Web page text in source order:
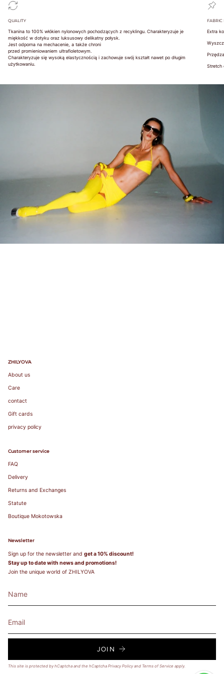
83-87
111
112-
115
85E
85F
QUALITY
Tkanina to 100% włókien nylonowych pochodzących z recyklingu. Charakteryzuje je
miękkość w dotyku oraz luksusowy delikatny połysk.
Jest odporna na mechacenie, a także chroni
przed promieniowaniem ultrafioletowym.
Charakteryzuje się wysoką elastycznością i zachowuje swój kształt nawet po długim
użytkowaniu.
FABRIC
Extra
Stretch
ZHILYOVA
About us
Care
contact
Gift cards
privacy policy
Customer service
FAQ
Delivery
Returns and Exchanges
Statute
Boutique Mokotowska
Newsletter
Sign up for the newsletter and get a 10% discount!
Stay up to date with news and promotions!
Join the unique world of ZHILYOVA
JOIN
This site is protected by hCaptcha and the hCaptcha Privacy Policy and Terms of Service apply.